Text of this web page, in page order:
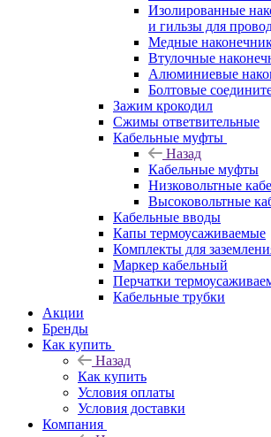
Изолированные
и гильзы для
Медные
Втулочные
Алюминиевые
Болтовые
Зажим крокодил
Сжимы ответвительные
Кабельные муфты
Назад
Кабельные муфты
Низковольтные
Высоковольтные
Кабельные вводы
Капы термоусаживаемые
Комплекты для
Маркер кабельный
Перчатки
Кабельные трубки
Акции
Бренды
Как купить
Назад
Как купить
Условия оплаты
Условия доставки
Компания